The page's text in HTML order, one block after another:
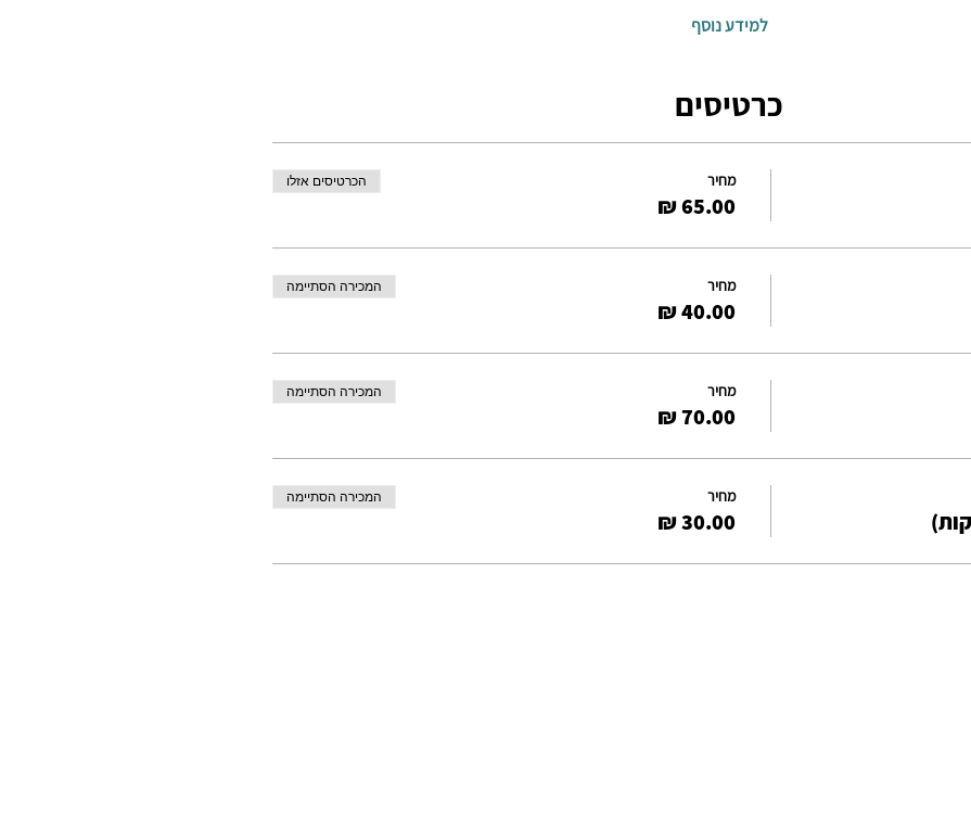
למידע נוסף
כרטיסים
מחיר הכרטיסים אזלו
מחיר המכירה הסתיימה
מחיר המכירה הסתיימה
מחיר המכירה הסתיימה